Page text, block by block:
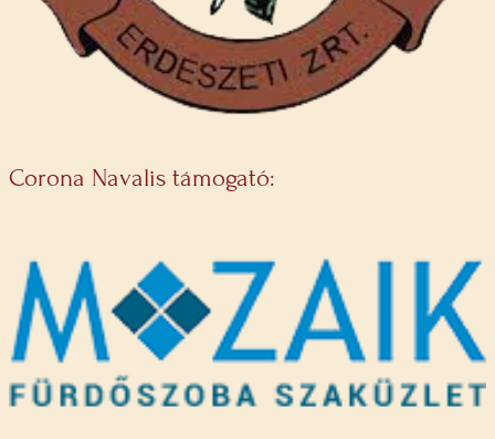
Corona Navalis támogató: